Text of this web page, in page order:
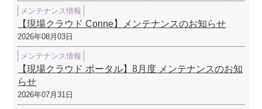
メンテナンス情報
【現場クラウド Conne】メンテナンスのお知らせ
2026年08月03日
メンテナンス情報
【現場クラウド ポータル】8月度 メンテナンスのお知
らせ
2026年07月31日